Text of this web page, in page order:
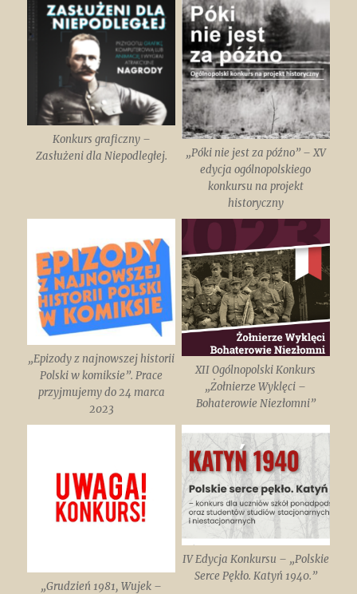
Konkurs graficzny –
Zasłużeni dla Niepodległej.
„Póki nie jest za późno” – XV
edycja ogólnopolskiego
konkursu na projekt
historyczny
„Epizody z najnowszej historii
Polski w komiksie”. Prace
przyjmujemy do 24 marca
2023
XII Ogólnopolski Konkurs
„Żołnierze Wyklęci –
Bohaterowie Niezłomni”
„Grudzień 1981, Wujek –
IV Edycja Konkursu – „Polskie
Serce Pękło. Katyń 1940.”